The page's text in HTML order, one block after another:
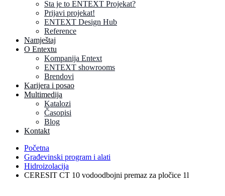
Sta je to ENTEXT Projekat?
Prijavi projekat!
ENTEXT Design Hub
Reference
Namještaj
O Entextu
Kompanija Entext
ENTEXT showrooms
Brendovi
Karijera i posao
Multimedija
Katalozi
Časopisi
Blog
Kontakt
Početna
Građevinski program i alati
Hidroizolacija
CERESIT CT 10 vodoodbojni premaz za pločice 1l